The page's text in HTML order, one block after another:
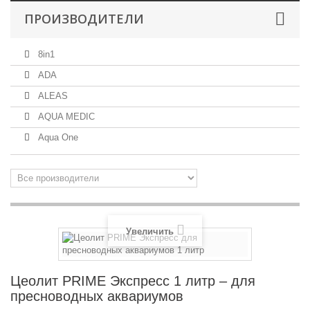
ПРОИЗВОДИТЕЛИ
8in1
ADA
ALEAS
AQUA MEDIC
Aqua One
Увеличить
Цеолит PRIME Экспресс 1 литр – для
пресноводных аквариумов